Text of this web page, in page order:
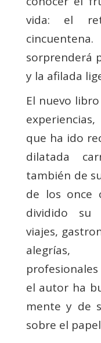
vida: el
sorprenderá
y la afilada
El nuevo
que ha ido
dilatada
también de
de los once
dividido su
viajes,
alegrías,
el autor ha
mente y de
sobre el